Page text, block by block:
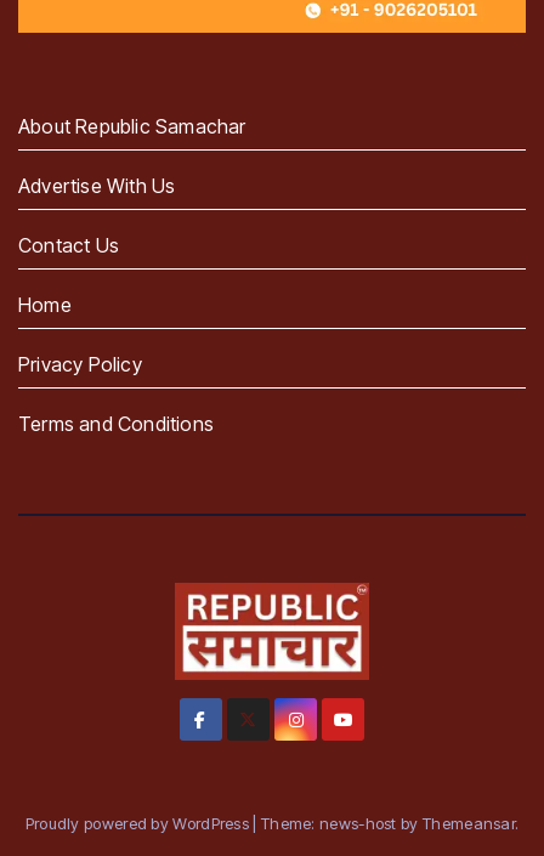
About Republic Samachar
Advertise With Us
Contact Us
Home
Privacy Policy
Terms and Conditions
Proudly powered by WordPress Theme: news-host by Themeansar.